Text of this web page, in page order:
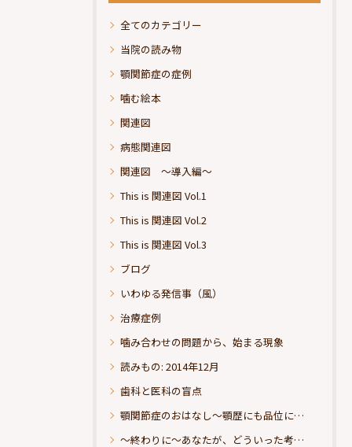
全てのカテゴリー
当院の読み物
顎関節症の症例
噛む絵本
関連図
病態関連図
関連図 ～導入編～
This is 関連図 Vol.1
This is 関連図 Vol.2
This is 関連図 Vol.3
ブログ
いわゆる発信事（風）
治療症例
噛み合わせの問題から、始まる現象
読みもの: 2014年12月
歯科と医科の盲点
顎関節症のおはなし～顎歴にも品位にこだわりたい
～終わりに～あなたが、どういった考えの治療をお求めになられるのか？